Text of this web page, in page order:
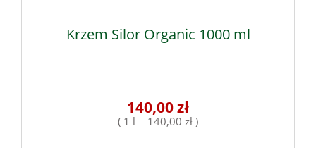
Krzem Silor Organic 1000 ml
140,00 zł
( 1 l = 140,00 zł )